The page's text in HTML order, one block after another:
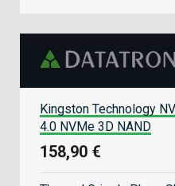
Kingston Technology
4.0 NVMe 3D NAND
158,90 €